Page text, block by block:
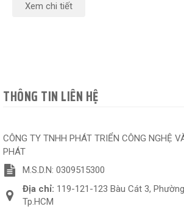
Xem chi tiết
THÔNG TIN LIÊN HỆ
CÔNG TY TNHH PHÁT TRIỂN CÔNG NGHỆ
PHÁT
M.S.D.N: 0309515300
Địa chỉ: 119-121-123 Bàu Cát 3,
Tp.HCM